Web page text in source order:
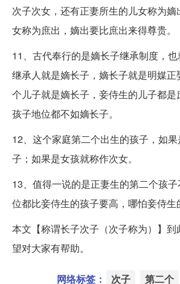
次子次女，还有正妻所生的儿女称为
女称为庶出，嫡出要比庶出来得尊贵。
11、古代奉行的是嫡长子继承制度，
继承人就是嫡长子，嫡长子就是明媒
个儿子就是嫡长子，妾侍生的儿子都
孩子地位都不如嫡长子。
12、这个家庭第二个出生的孩子，如
子；如果是女孩就称作次女。
13、值得一说的是正妻生的第二个孩
位都比妾侍生的孩子要高，哪怕妾侍生
本文【称谓长子次子（次子称为）】
望对大家有帮助。
网络标签： 次子 第二个